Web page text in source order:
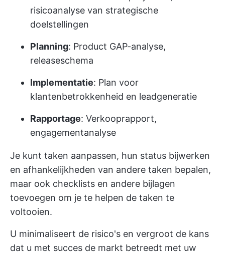
risicoanalyse van strategische
doelstellingen
Planning: Product GAP-analyse,
releaseschema
Implementatie: Plan voor
klantenbetrokkenheid en leadgeneratie
Rapportage: Verkooprapport,
engagementanalyse
Je kunt taken aanpassen, hun status bijwerken
en afhankelijkheden van andere taken bepalen,
maar ook checklists en andere bijlagen
toevoegen om je te helpen de taken te
voltooien.
U minimaliseert de risico's en vergroot de kans
dat u met succes de markt betreedt met uw